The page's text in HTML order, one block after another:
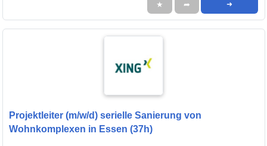
★ ➦ ➜
Projektleiter (m/w/d) serielle Sanierung von
Wohnkomplexen in Essen (37h)